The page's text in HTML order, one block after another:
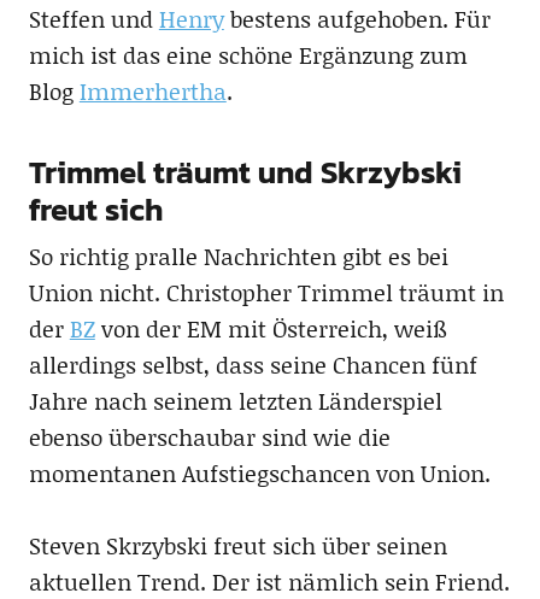
Steffen undHenrybestens aufgehoben. Für
mich ist das eine schöne Ergänzung zum
BlogImmerhertha.
Trimmel träumt und Skrzybski
freut sich
So richtig pralle Nachrichten gibt es bei
Union nicht. Christopher Trimmel träumt in
derBZvon der EM mit Österreich, weiß
allerdings selbst, dass seine Chancen fünf
Jahre nach seinem letzten Länderspiel
ebenso überschaubar sind wie die
momentanen Aufstiegschancen von Union.
Steven Skrzybski freut sich über seinen
aktuellen Trend. Der ist nämlich sein Friend.